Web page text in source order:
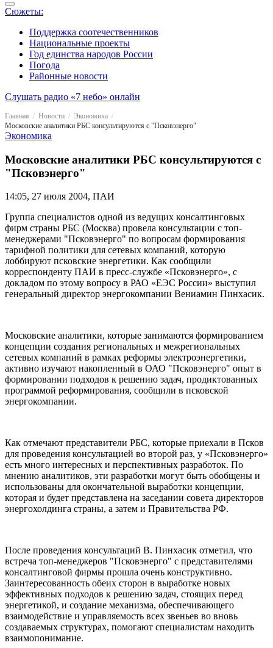
Сюжеты:
Поддержка соотечественников
Национальные проекты
Год единства народов России
Погода
Районные новости
Слушать радио «7 небо» онлайн
Главная Новости
Экономика
Московские аналитики РБС консультируются с "Псковэнерго"
Экономика
Московские аналитики РБС консультируются с
"Псковэнерго"
14:05, 27 июля 2004, ПАИ
Группа специалистов одной из ведущих консалтинговых
фирм страны РБС (Москва) провела консультации с топ-
менеджерами "Псковэнерго" по вопросам формирования
тарифной политики для сетевых компаний, которую
лоббируют псковские энергетики. Как сообщили
корреспонденту ПАИ в пресс-службе «Псковэнерго», с
докладом по этому вопросу в РАО «ЕЭС России» выступил
генеральный директор энергокомпании Вениамин Пинхасик.
Московские аналитики, которые занимаются формированием
концепции создания региональных и межрегиональных
сетевых компаний в рамках реформы электроэнергетики,
активно изучают накопленный в ОАО "Псковэнерго" опыт в
формировании подходов к решению задач, продиктованных
программой реформирования, сообщили в псковской
энергокомпании.
Как отмечают представители РБС, которые приехали в Псков
для проведения консультацией во второй раз, у «Псковэнерго»
есть много интересных и перспективных разработок. По
мнению аналитиков, эти разработки могут быть обобщены и
использованы для окончательной выработки концепции,
которая и будет представлена на заседании совета директоров
энергохолдинга страны, а затем и Правительства РФ.
После проведения консультаций В. Пинхасик отметил, что
встреча топ-менеджеров "Псковэнерго" с представителями
консалтинговой фирмы прошла очень конструктивно.
Заинтересованность обеих сторон в выработке новых
эффективных подходов к решению задач, стоящих перед
энергетикой, и создание механизма, обеспечивающего
взаимодействие и управляемость всех звеньев во вновь
создаваемых структурах, помогают специалистам находить
взаимопонимание.